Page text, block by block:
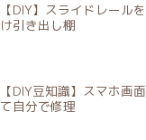
【DIY】スライドレール
け引き出し棚
【DIY豆知識】スマホ画
て自分で修理